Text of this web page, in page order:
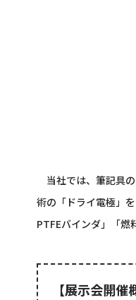
当社では、筆記具
術の「ドライ電極」
PTFEバインダ」「燃
【展示会開催